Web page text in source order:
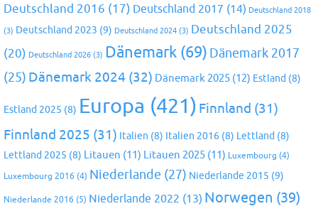
Deutschland 2016 (17) Deutschland 2017 (14) Deutschland 2018
(3) Deutschland 2023 (9) Deutschland 2024 (3) Deutschland 2025
(20) Deutschland 2026 (3) Dänemark (69) Dänemark 2017
(25) Dänemark 2024 (32) Dänemark 2025 (12) Estland (8)
Estland 2025 (8) Europa (421) Finnland (31)
Finnland 2025 (31) Italien (8) Italien 2016 (8) Lettland (8)
Lettland 2025 (8) Litauen (11) Litauen 2025 (11) Luxembourg (4)
Luxembourg 2016 (4) Niederlande (27) Niederlande 2015 (9)
Niederlande 2016 (5) Niederlande 2022 (13) Norwegen (39)